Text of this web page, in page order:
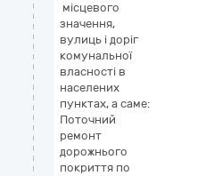
місцевого
значення,
вулиць і доріг
комунальної
власності в
населених
пунктах, а саме:
Поточний
ремонт
дорожнього
покриття по